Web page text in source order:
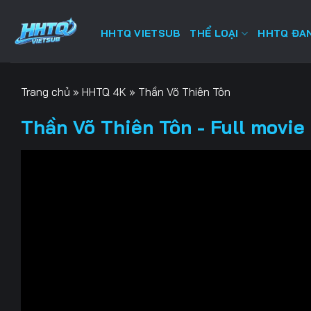
HHTQ VIETSUB THỂ LOẠI HHTQ
Trang chủ » HHTQ 4K » Thần Võ Thiên Tôn
Thần Võ Thiên Tôn - Full